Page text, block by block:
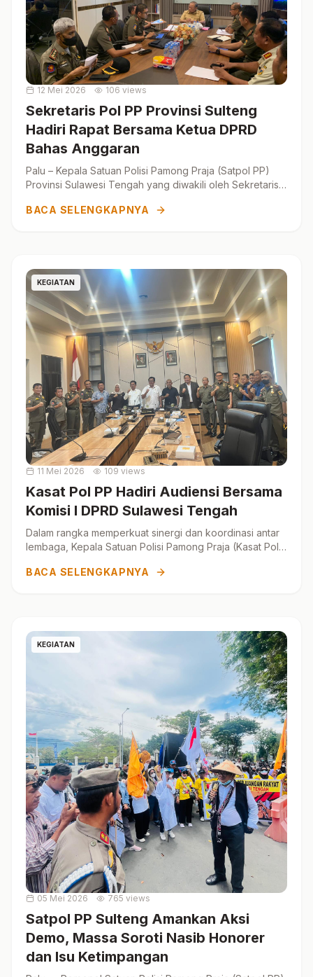
12 Mei 2026 106 views
Sekretaris Pol PP Provinsi Sulteng
Hadiri Rapat Bersama Ketua DPRD
Bahas Anggaran
Palu – Kepala Satuan Polisi Pamong Praja (Satpol PP)
Provinsi Sulawesi Tengah yang diwakili oleh Sekretaris
BACA SELENGKAPNYA
KEGIATAN
11 Mei 2026 109 views
Kasat Pol PP Hadiri Audiensi Bersama
Komisi I DPRD Sulawesi Tengah
Dalam rangka memperkuat sinergi dan koordinasi antar
lembaga, Kepala Satuan Polisi Pamong Praja (Kasat Pol
BACA SELENGKAPNYA
KEGIATAN
05 Mei 2026 765 views
Satpol PP Sulteng Amankan Aksi
Demo, Massa Soroti Nasib Honorer
dan Isu Ketimpangan